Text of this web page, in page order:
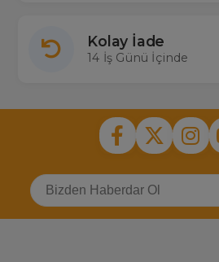
Kolay İade
14 İş Günü İçinde